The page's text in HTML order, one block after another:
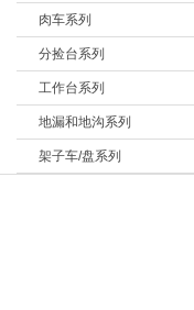
真空包装机BVPJ-500TS
真空包装机BVPJ-400
真空包装机BVPJ-500DS
真空包装机BVPJ-500
真空包装机BVPJ-680
肉车秤BRCC-300
肉车系列
肉车BRC-120B
肉车BRC-200A
肉车BRC-200B
肉车BRC-300B
分捡台系列
分检台BFJT-1
分捡台BFJT-2
工作台系列
包装工作台BBZT-1
灌肠工作台BGZT-2
地漏和地沟系列
地漏BDL-I
架子车/盘系列